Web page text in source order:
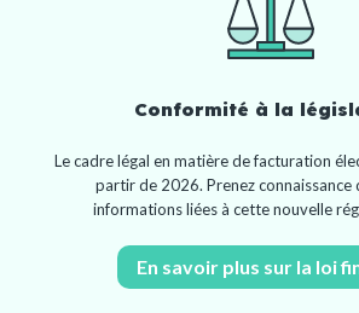
Conformité à la
Le cadre légal en matière de facturation
partir de 2026. Prenez connaissance
informations liées à cette nouvelle
En savoir plus sur la loi